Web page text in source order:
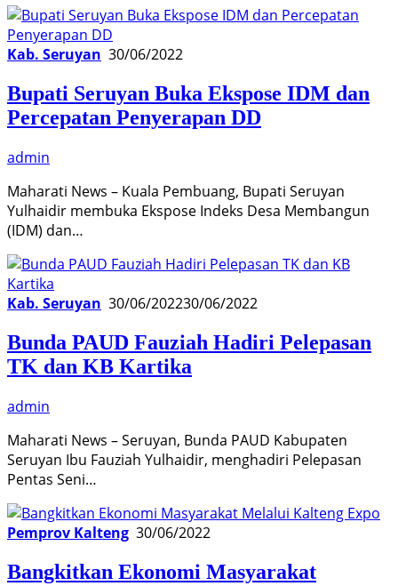
Kab. Seruyan 30/06/2022
Bupati Seruyan Buka Ekspose IDM dan
Percepatan Penyerapan DD
admin
Maharati News – Kuala Pembuang, Bupati Seruyan
Yulhaidir membuka Ekspose Indeks Desa Membangun
(IDM) dan…
Kab. Seruyan 30/06/202230/06/2022
Bunda PAUD Fauziah Hadiri Pelepasan
TK dan KB Kartika
admin
Maharati News – Seruyan, Bunda PAUD Kabupaten
Seruyan Ibu Fauziah Yulhaidir, menghadiri Pelepasan
Pentas Seni…
Pemprov Kalteng 30/06/2022
Bangkitkan Ekonomi Masyarakat